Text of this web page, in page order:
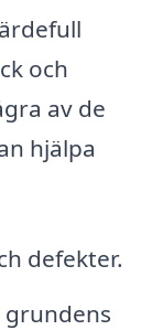
och
av de
hjälpa
defekter.